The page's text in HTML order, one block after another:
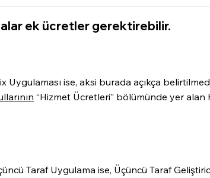
ek ücretler gerektirebilir.
Uygulaması ise, aksi burada açıkça
“Hizmet Ücretleri” bölümünde yer alan
Taraf Uygulama ise, Üçüncü Taraf